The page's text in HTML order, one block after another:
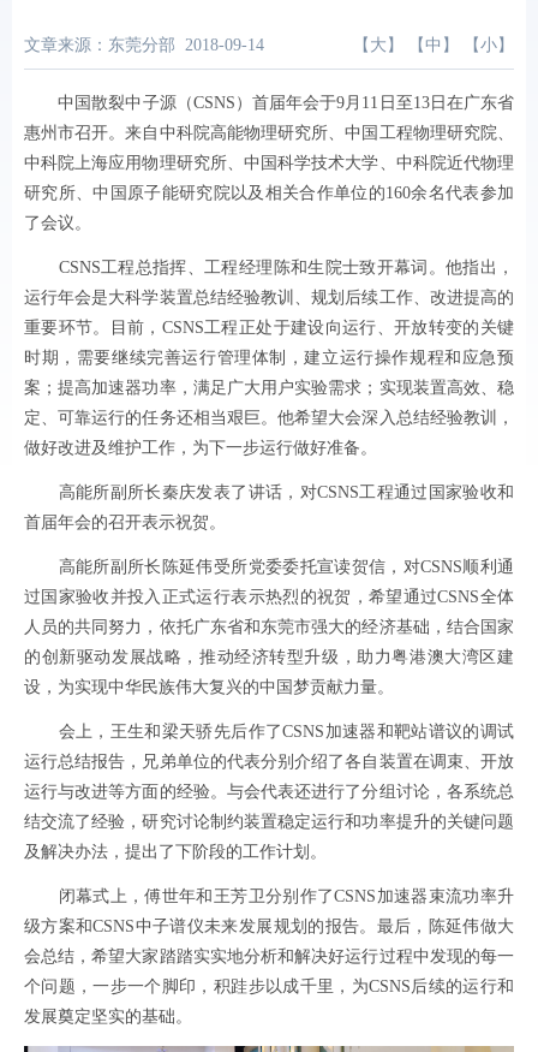
文章来源：东莞分部 2018-09-14 【 大 】 【 中 】 【 小 】
中国散裂中 子源（CSNS ）首届年会于9月 11 日至 13日在广东省
惠州市召开。来自中科院高能物理研究所、中国工程物理研究院、
中科院上海应用物理研究所、中国科学技术大学、中科院近代物理
研究所、中国原子能研究院以及相关合作单位的160余名代表参加
了会议。
CSNS工程总指挥、工程经理陈和生院士致开幕词。他指出，
运行年会是大科学装置总结经验教训、规划后续工作、改进提高的
重要环节。目前， CSNS工程正处于建设向运行、开放转变的关键
时期，需要继续完善运行管理体制，建立运行操作规程和应急预
案；提高加速器功率，满足广大用户实验需求；实现装置高效、稳
定、可靠运行的任务还相当艰巨。他希望大会深入总结经验教训，
做好改进及维护工作，为下一步运行做好准备。
高能所副所长秦庆发表了讲话，对CSNS工程通过国家验收和
首届年会的召开表示祝贺。
高能所副所长陈延伟受所党委委托宣读贺信，对CSNS顺利通
过国家验收并投入正式运行表示热烈的祝贺，希望通过CSNS全体
人员的共同努力，依托广东省和东莞市强大的经济基础，结合国家
的创新驱动发展战略，推动经济转型升级，助力粤港澳大湾区建
设，为实现中华民族伟大复兴的中国梦贡献力量。
会上，王生和梁天骄先后作了CSNS 加速器和靶站谱议的调试
运行总结报告，兄弟单位的代表分别介绍了各自装置在调束、开放
运行与改进等方面的经验。与会代表还进行了分组讨论，各系统总
结交流了经验，研究讨论制约装置稳定运行和功率提升的关键问题
及解决办法，提出了下阶段的工作计划。
闭幕式上，傅世年和王芳卫分别作了CSNS 加速器束流功率升
级方案和CSNS中子谱仪未来发展规划的报告。最后，陈延伟做大
会总结，希望大家踏踏实实地分析和解决好运行过程中发现的每一
个问题，一步一个脚印，积跬步以成千里，为CSNS后续的运行和
发展奠定坚实的基础。